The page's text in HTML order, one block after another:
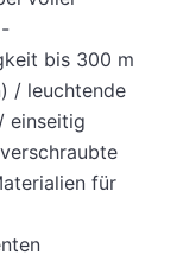
bis 300 m
/ leuchtende
einseitig
für